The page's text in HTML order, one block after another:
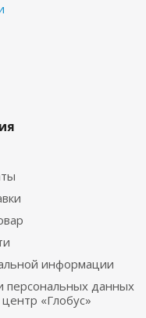
информации
персональных данных
«Глобус»